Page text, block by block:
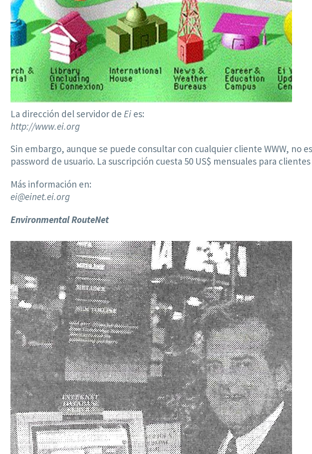
La dirección del servidor de Ei es:
http://www.ei.org
Sin embargo, aunque se puede consultar con cualquier cliente WWW, no
password de usuario. La suscripción cuesta 50 US$ mensuales para
Más información en:
ei@einet.ei.org
Environmental RouteNet